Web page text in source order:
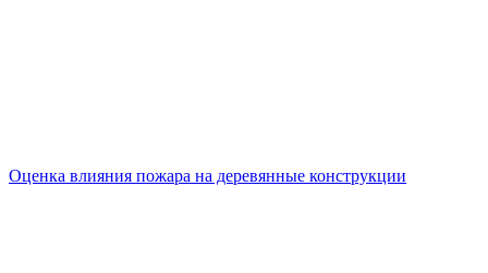
Оценка влияния пожара на деревянные конструкции